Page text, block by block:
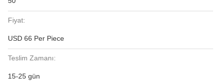
Fiyat:
USD 66 Per Piece
Teslim Zamanı:
15-25 gün